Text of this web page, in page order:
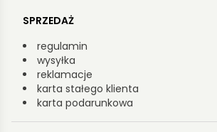
SPRZEDAŻ
regulamin
wysyłka
reklamacje
karta stałego klienta
karta podarunkowa